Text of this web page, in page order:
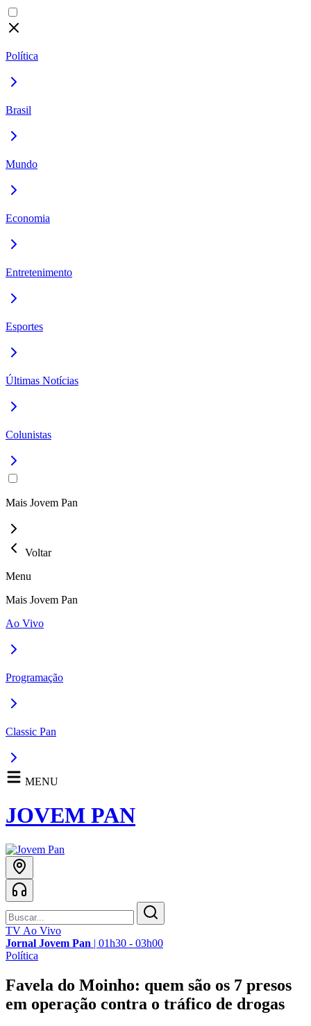
Política
Brasil
Mundo
Economia
Entretenimento
Esportes
Últimas Notícias
Colunistas
Mais Jovem Pan
Voltar
Menu
Mais Jovem Pan
Ao Vivo
Programação
Classic Pan
MENU
JOVEM PAN
TV Ao Vivo
Jornal Jovem Pan | 01h30 - 03h00
Política
Favela do Moinho: quem são os 7 presos
em operação contra o tráfico de drogas